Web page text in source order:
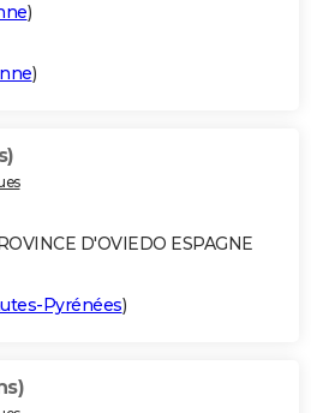
)
)
D'OVIEDO ESPAGNE
Pyrénées)